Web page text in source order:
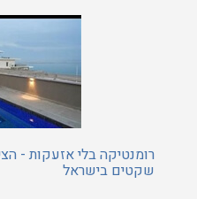
רומנטיקה בלי אזעקות -
שקטים בישראל